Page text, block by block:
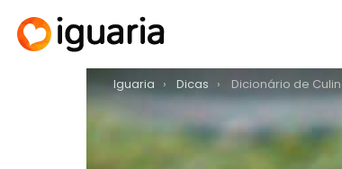
You are here:
Iguaria Dicas Dicionário de